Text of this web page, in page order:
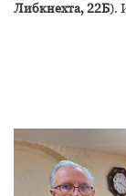
Либкнехта, 22Б).